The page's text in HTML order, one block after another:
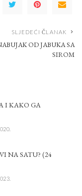
SLJEDEĆI ČLANAK
OD JABUKA SA
SIROM
I KAKO GA
NA SATU? (24